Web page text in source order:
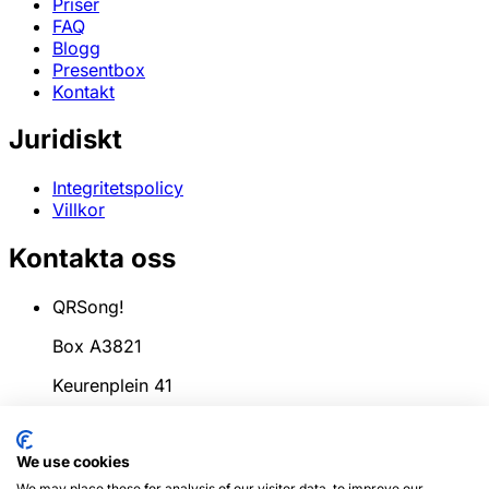
FAQ
Blogg
Presentbox
Kontakt
Juridiskt
Integritetspolicy
Villkor
Kontakta oss
QRSong!
Box A3821
Keurenplein 41
Nederländerna
We use cookies